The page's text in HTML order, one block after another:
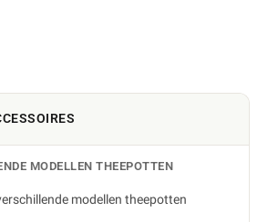
MODELLEN THEEPOTTEN
modellen theepotten